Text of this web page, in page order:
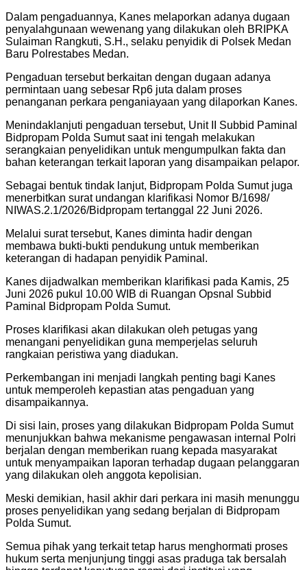
Dalam pengaduannya, Kanes melaporkan adanya dugaan
penyalahgunaan wewenang yang dilakukan oleh BRIPKA
Sulaiman Rangkuti, S.H., selaku penyidik di Polsek Medan
Baru Polrestabes Medan.
Pengaduan tersebut berkaitan dengan dugaan adanya
permintaan uang sebesar Rp6 juta dalam proses
penanganan perkara penganiayaan yang dilaporkan Kanes.
Menindaklanjuti pengaduan tersebut, Unit II Subbid Paminal
Bidpropam Polda Sumut saat ini tengah melakukan
serangkaian penyelidikan untuk mengumpulkan fakta dan
bahan keterangan terkait laporan yang disampaikan pelapor.
Sebagai bentuk tindak lanjut, Bidpropam Polda Sumut juga
menerbitkan surat undangan klarifikasi Nomor B/1698/
NIWAS.2.1/2026/Bidpropam tertanggal 22 Juni 2026.
Melalui surat tersebut, Kanes diminta hadir dengan
membawa bukti-bukti pendukung untuk memberikan
keterangan di hadapan penyidik Paminal.
Kanes dijadwalkan memberikan klarifikasi pada Kamis, 25
Juni 2026 pukul 10.00 WIB di Ruangan Opsnal Subbid
Paminal Bidpropam Polda Sumut.
Proses klarifikasi akan dilakukan oleh petugas yang
menangani penyelidikan guna memperjelas seluruh
rangkaian peristiwa yang diadukan.
Perkembangan ini menjadi langkah penting bagi Kanes
untuk memperoleh kepastian atas pengaduan yang
disampaikannya.
Di sisi lain, proses yang dilakukan Bidpropam Polda Sumut
menunjukkan bahwa mekanisme pengawasan internal Polri
berjalan dengan memberikan ruang kepada masyarakat
untuk menyampaikan laporan terhadap dugaan pelanggaran
yang dilakukan oleh anggota kepolisian.
Meski demikian, hasil akhir dari perkara ini masih menunggu
proses penyelidikan yang sedang berjalan di Bidpropam
Polda Sumut.
Semua pihak yang terkait tetap harus menghormati proses
hukum serta menjunjung tinggi asas praduga tak bersalah